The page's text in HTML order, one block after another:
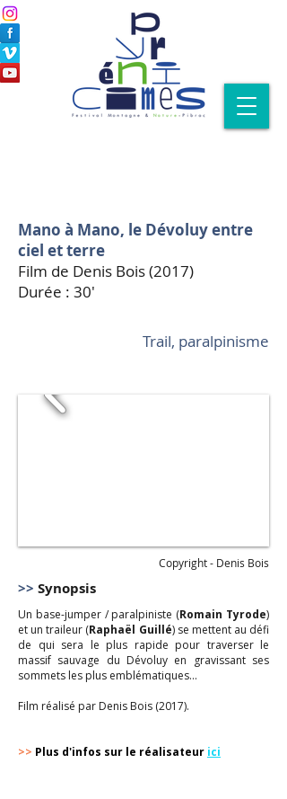
Mano à Mano, le Dévoluy entre
ciel et terre
Film de Denis Bois (2017)
Durée : 30'
Trail, paralpinisme
Copyright - Denis Bois
>> Synopsis
Un base-jumper / paralpiniste (Romain Tyrode)
et un traileur (Raphaël Guillé) se mettent au défi
de qui sera le plus rapide pour traverser le
massif sauvage du Dévoluy en gravissant ses
sommets les plus emblématiques...
Film réalisé par Denis Bois (2017).
>> Plus d'infos sur le réalisateur ici